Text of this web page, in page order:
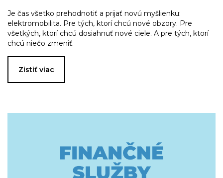
Je čas všetko prehodnotiť a prijať novú myšlienku:
elektromobilita. Pre tých, ktorí chcú nové obzory. Pre
všetkých, ktorí chcú dosiahnuť nové ciele. A pre tých, ktorí
chcú niečo zmeniť.
Zistiť viac